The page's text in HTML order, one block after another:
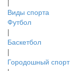
|
Виды спорта
Футбол
|
Баскетбол
|
Городошный спорт